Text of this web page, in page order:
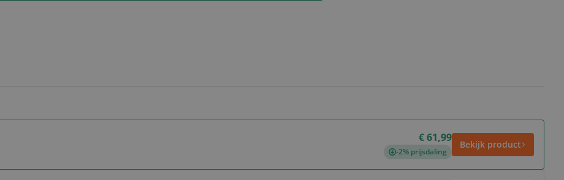
€ 61,99
-2% prijsdaling
Bekijk product